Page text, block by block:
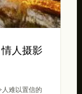
人摄影
难以置信的